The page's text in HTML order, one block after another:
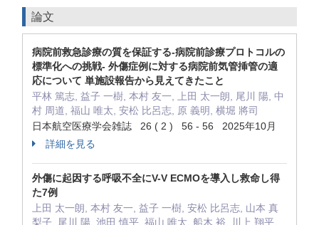
論文
病院前救急診療の質を保証する-病院前診療プロトコルの
標準化への挑戦- 外傷症例に対する病院前気管挿管の適
応について 単施設報告から見えてきたこと
平林 篤志, 益子 一樹, 本村 友一, 上田 太一朗, 尾川 陽, 中
村 周道, 福山 唯太, 安松 比呂志, 原 義明, 横堀 將司
日本航空医療学会雑誌 26 ( 2 ) 56 - 56 2025年10月
詳細を見る
外傷に起因する呼吸不全にV-V ECMOを導入し救命し得
た7例
上田 太一朗, 本村 友一, 益子 一樹, 安松 比呂志, 山本 真
梨子, 尾川 陽, 池田 慎平, 福山 唯太, 船木 裕, 川上 翔平,